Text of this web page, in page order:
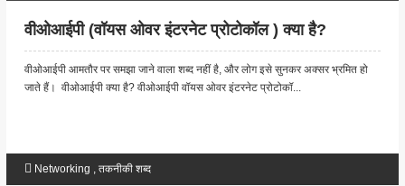
वीओआईपी (वॉयस ओवर इंटरनेट प्रोटोकॉल ) क्या है?
वीओआईपी आमतौर पर समझा जाने वाला शब्द नहीं है, और लोग इसे सुनकर अक्सर भ्रमित हो
जाते हैं। वीओआईपी क्या है? वीओआईपी वॉयस ओवर इंटरनेट प्रोटोकॉ...
Networking , तकनीकी शब्द